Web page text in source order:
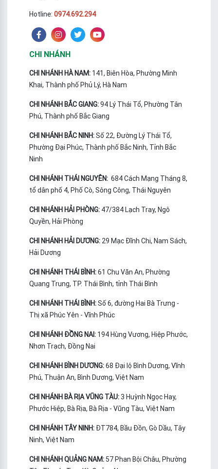
Hotline: 0974.692.294
CHI NHÁNH
CHI NHÁNH HÀ NAM: 141, Biên Hòa, Phường Minh
Khai, Thành phố Phủ Lý, Hà Nam
CHI NHÁNH BẮC GIANG:94 Lý Thái Tổ, Phường Tân
Phú, Thành phố Bắc Giang
CHI NHÁNH BẮC NINH:Số 22, Đường Lý Thái Tổ,
Phường Đại Phúc, Thành phố Bắc Ninh, Tỉnh Bắc
Ninh
CHI NHÁNH THÁI NGUYÊN: 684 Cách Mạng Tháng 8,
tổ dân phố 4, Phố Cò, Sông Công, Thái Nguyên
CHI NHÁNH HẢI PHÒNG: 47/384 Lạch Tray, Ngô
Quyền, Hải Phòng
CHI NHÁNH HẢI DƯƠNG: 29 Mạc Đĩnh Chi, Nam Sách,
Hải Dương
CHI NHÁNH THÁI BÌNH:61 Chu Văn An, Phường
Quang Trung, TP. Thái Bình, tỉnh Thái Bình
CHI NHÁNH THÁI BÌNH:Số 6, đường Hai Bà Trưng -
Thị xã Phúc Yên - Vĩnh Phúc
CHI NHÁNH ĐỒNG NAI: 194 Hùng Vương, Hiệp Phước,
Nhơn Trạch, Đồng Nai
CHI NHÁNH BÌNH DƯƠNG:68 Đại lộ Bình Dương, Vĩnh
Phú, Thuận An, Bình Dương, Việt Nam
CHI NHÁNH BÀ RỊA VŨNG TÀU:3 Huỳnh Ngọc Hay,
Phước Hiệp, Bà Rịa, Bà Rịa - Vũng Tàu, Việt Nam
CHI NHÁNH TÂY NINH: ĐT784, Bầu Đồn, Gò Dầu, Tây
Ninh, Việt Nam
CHI NHÁNH QUẢNG NAM: 57 Phan Bội Châu, Phường